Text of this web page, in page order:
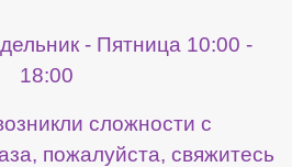
- Пятница 10:00 -
18:00
сложности с
пожалуйста, свяжитесь